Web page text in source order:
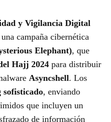
y Vigilancia Digital
campaña cibernética
Elephant), que
Hajj 2024 para distribuir
Asyncshell. Los
sofisticado, enviando
que incluyen un
de información